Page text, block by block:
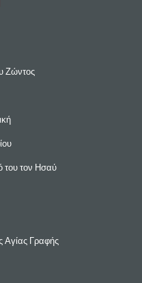
Ζώντος
του τον Ησαύ
Αγίας Γραφής